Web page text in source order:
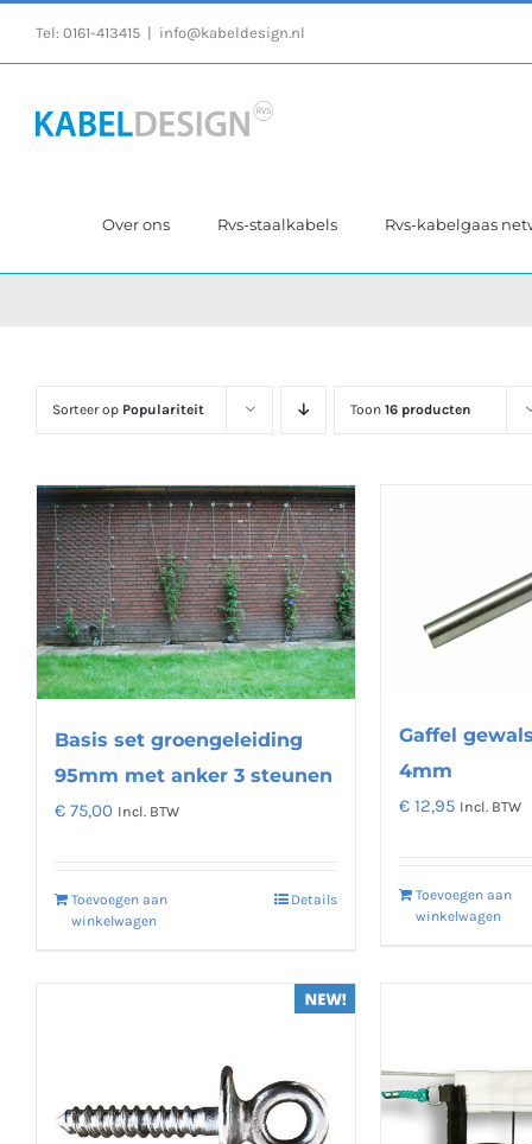
Tel: 0161-413415 info@kabeldesign.nl
Over ons Rvs-staalkabels Rvs-kabelgaas
Sorteer op Populariteit Toon 16 producten
Basis set groengeleiding
95mm met anker 3 steunen
€ 75,00 Incl. BTW
Toevoegen aan
winkelwagen
Details
Gaffel
4mm
€ 12,95 Incl. BTW
Toevoegen aan
winkelwagen